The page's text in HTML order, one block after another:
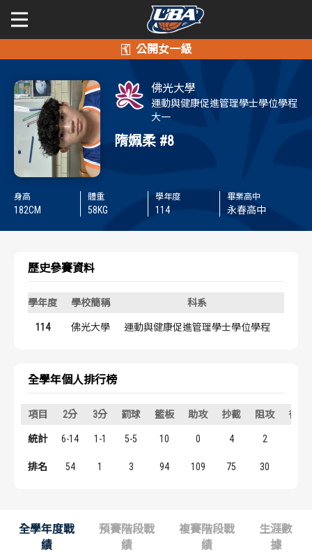
公開男一級
學年度
賽事資訊
賽程表
球隊資訊
歷屆冠軍
公開女一級
學年度
賽事資訊
賽程表
球隊資訊
歷屆冠軍
二級與一般組
新聞
佛光大學
運動與健康促進管理學士學位學程
大一
隋姵柔 #8
身高
182CM
體重
58KG
學年度
114
畢業高中
永春高中
歷史參賽資料
學年度 學校簡稱 科系
114 佛光大學 運動與健康促進管理學士學位學程
全學年個人排行榜
項目 2分 3分 罰球 籃板 助攻 抄截 阻攻 得分
統計 6-14 1-1 5-5 10 0 4 2
排名 54 1 3 94 109 75 30
全學年度戰
績
預賽階段戰
績
複賽階段戰
績
生涯數
據